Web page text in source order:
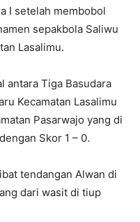
I setelah membobol
sepakbola Saliwu
Lasalimu.
antara Tiga Basudara
Kecamatan Lasalimu
Pasarwajo yang di
Skor 1 – 0.
tendangan Alwan di
dari wasit di tiup